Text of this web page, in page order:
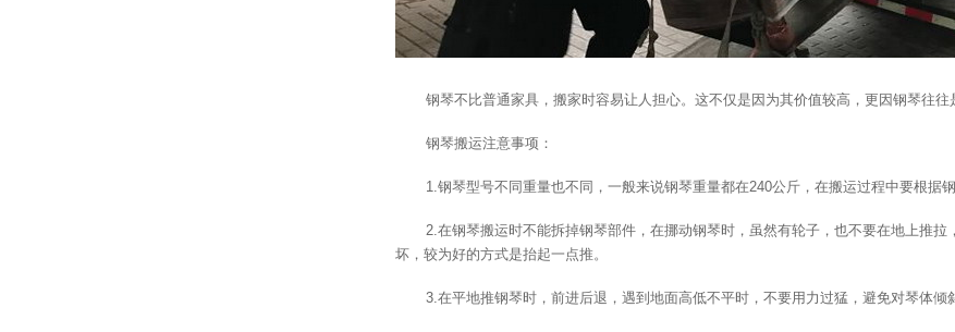
钢琴不比普通家具，搬家时容易让人担心。这不仅是因为其价值较高，更因钢琴往往
钢琴搬运注意事项：
1.钢琴型号不同重量也不同，一般来说钢琴重量都在240公斤，在搬运过程中要根据
2.在钢琴搬运时不能拆掉钢琴部件，在挪动钢琴时，虽然有轮子，也不要在地上推
坏，较为好的方式是抬起一点推。
3.在平地推钢琴时，前进后退，遇到地面高低不平时，不要用力过猛，避免对琴体倾